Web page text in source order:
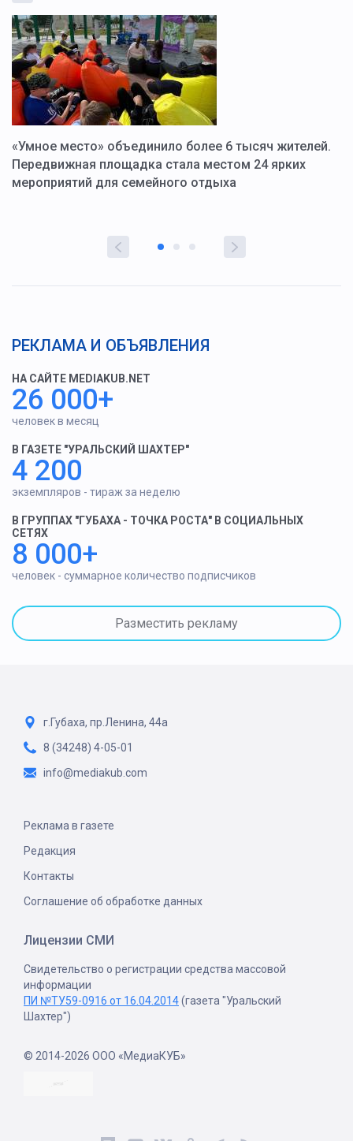
«Умное место» объединило более 6 тысяч жителей.
Передвижная площадка стала местом 24 ярких
мероприятий для семейного отдыха
РЕКЛАМА И ОБЪЯВЛЕНИЯ
НА САЙТЕ MEDIAKUB.NET
26 000+
человек в месяц
В ГАЗЕТЕ "УРАЛЬСКИЙ ШАХТЕР"
4 200
экземпляров - тираж за неделю
В ГРУППАХ "ГУБАХА - ТОЧКА РОСТА" В СОЦИАЛЬНЫХ
СЕТЯХ
8 000+
человек - суммарное количество подписчиков
Разместить рекламу
г.Губаха, пр.Ленина, 44а
8 (34248) 4-05-01
info@mediakub.com
Реклама в газете
Редакция
Контакты
Соглашение об обработке данных
Лицензии СМИ
Свидетельство о регистрации средства массовой
информации
ПИ №ТУ59-0916 от 16.04.2014(газета "Уральский
Шахтер")
© 2014-2026 ООО «МедиаКУБ»